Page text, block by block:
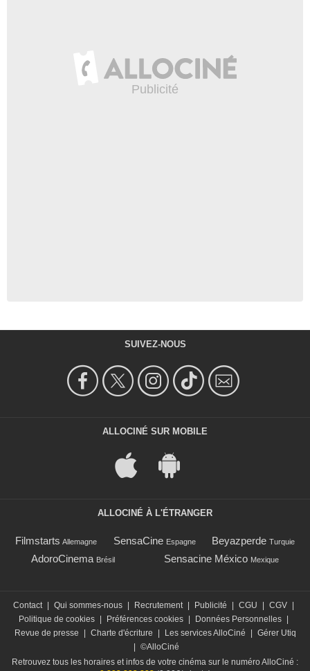
SUIVEZ-NOUS
ALLOCINÉ SUR MOBILE
ALLOCINÉ À L'ÉTRANGER
Filmstarts Allemagne SensaCine Espagne Beyazperde Turquie
AdoroCinema Brésil Sensacine México Mexique
Contact Qui sommes-nous Recrutement Publicité CGU CGV
Politique de cookies
Préférences cookies Données Personnelles
Revue de presse
Charte d'écriture Les services AlloCiné
Gérer Utiq
©AlloCiné
Retrouvez tous les horaires et infos de votre cinéma sur le numéro AlloCiné :